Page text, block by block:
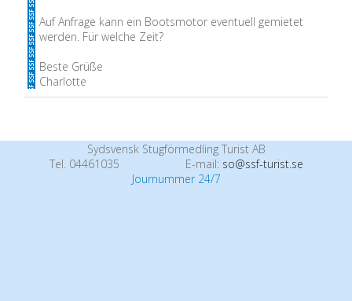
Auf Anfrage kann ein Bootsmotor eventuell gemietet
werden. Für welche Zeit?
Beste Grüße
Charlotte
Sydsvensk Stugförmedling Turist AB
Tel. 04461035
E-mail: so@ssf-turist.se
Journummer 24/7